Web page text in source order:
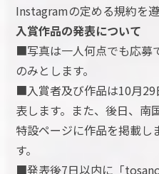
Instagramの定める規約を
入賞作品の発表について
■写真は一人何点でも応募
のみとします。
■入賞者及び作品は10月
表します。また、後日、南
特設ページに作品を掲載し
す
■発表後7日以内に「